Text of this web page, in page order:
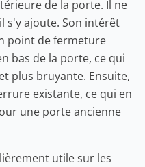
de la porte. Il ne
s'y ajoute. Son intérêt
point de fermeture
bas de la porte, ce qui
plus bruyante. Ensuite,
existante, ce qui en
une porte ancienne
utile sur les